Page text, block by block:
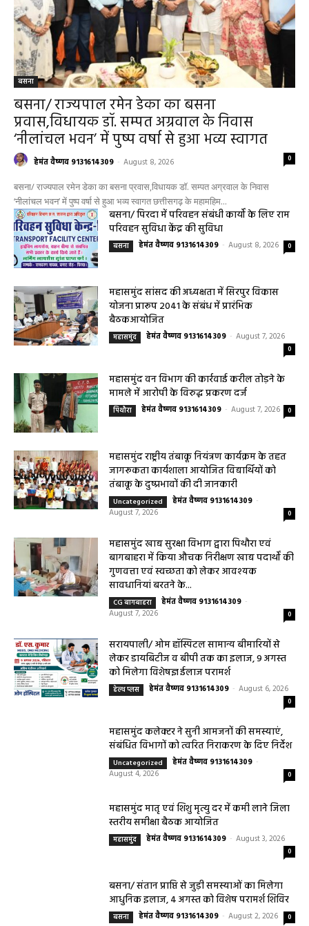
बसना
बसना/ राज्यपाल रमेन डेका का बसना
प्रवास,विधायक डॉ. सम्पत अग्रवाल के निवास
‘नीलांचल भवन’ में पुष्प वर्षा से हुआ भव्य स्वागत
हेमंत वैष्णव 9131614309 - August 8, 2026
बसना/ राज्यपाल रमेन डेका का बसना प्रवास,विधायक डॉ. सम्पत अग्रवाल के निवास
‘नीलांचल भवन’ में पुष्प वर्षा से हुआ भव्य स्वागत छत्तीसगढ़ के महामहिम...
बसना/ पिरदा में परिवहन संबंधी कार्यों के लिए राम
परिवहन सुविधा केंद्र की सुविधा
बसना हेमंत वैष्णव 9131614309 -
योजना प्रारूप 2041 के संबंध में प्रारंभिक
बैठकआयोजित
महासमुंद हेमंत वैष्णव 9131614309
महासमुंद वन विभाग की कार्रवाई करील तोड़ने के
मामले में आरोपी के विरुद्ध प्रकरण दर्ज
पिथौरा हेमंत वैष्णव 9131614309 - August 7, 2026
जागरूकता कार्यशाला आयोजित विद्यार्थियों को
तंबाकू के दुष्प्रभावों की दी जानकारी
Uncategorized हेमंत वैष्णव 9131614309
August 7, 2026
बागबाहरा में किया औचक निरीक्षण खाद्य पदार्थों की
गुणवत्ता एवं स्वच्छता को लेकर आवश्यक
सावधानियां बरतने के...
CG बागबाहरा हेमंत वैष्णव 9131614309
लेकर डायबिटीज व बीपी तक का इलाज, 9 अगस्त
को मिलेगा विशेषज्ञ ईलाज परामर्श
हेल्थ प्लस हेमंत वैष्णव 9131614309
संबंधित विभागों को त्वरित निराकरण के दिए निर्देश
Uncategorized हेमंत वैष्णव 9131614309 -
महासमुंद मातृ एवं शिशु मृत्यु दर में कमी लाने जिला
स्तरीय समीक्षा बैठक आयोजित
महासमुंद हेमंत वैष्णव 9131614309
आधुनिक इलाज, 4 अगस्त को विशेष परामर्श शिविर
बसना हेमंत वैष्णव 9131614309 - August 2, 2026 0